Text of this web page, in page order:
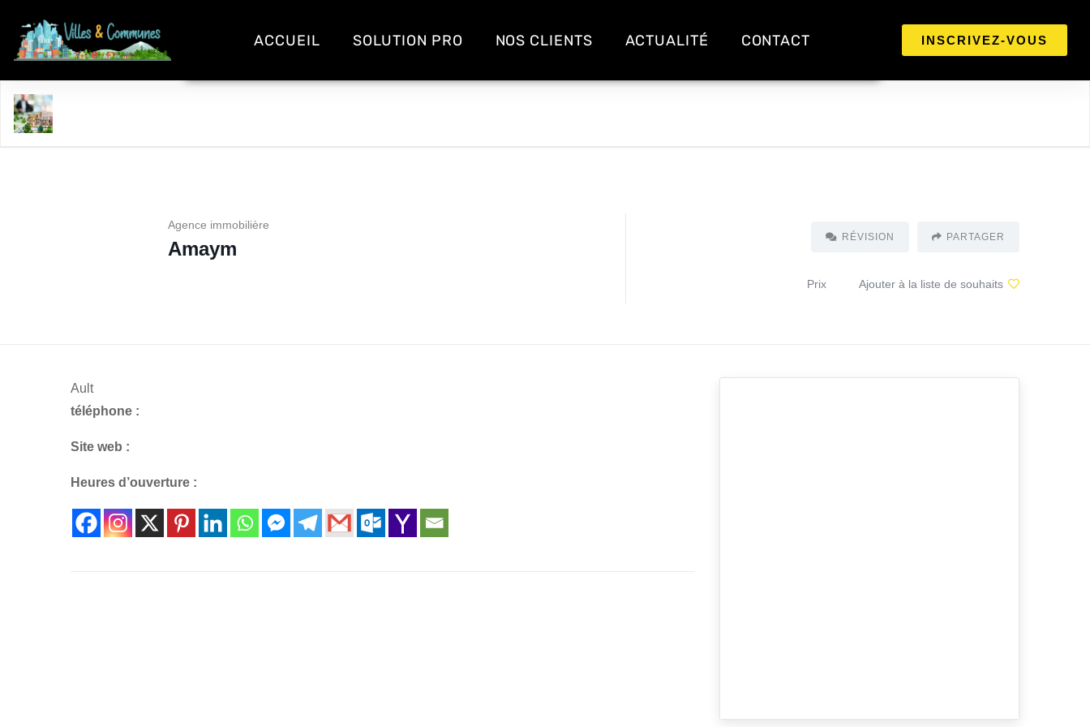
ACCUEIL SOLUTION PRO NOS CLIENTS ACTUALITÉ CONTACT INSCRIVEZ-VOUS
Agence immobilière
Amaym
RÉVISION PARTAGER
Prix Ajouter à la liste de souhaits
Ault
téléphone :
Site web :
Heures d’ouverture :